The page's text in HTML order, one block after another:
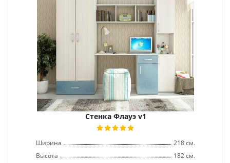
Стенка Флауэ v1
Ширина
218 см.
Высота
182 см.